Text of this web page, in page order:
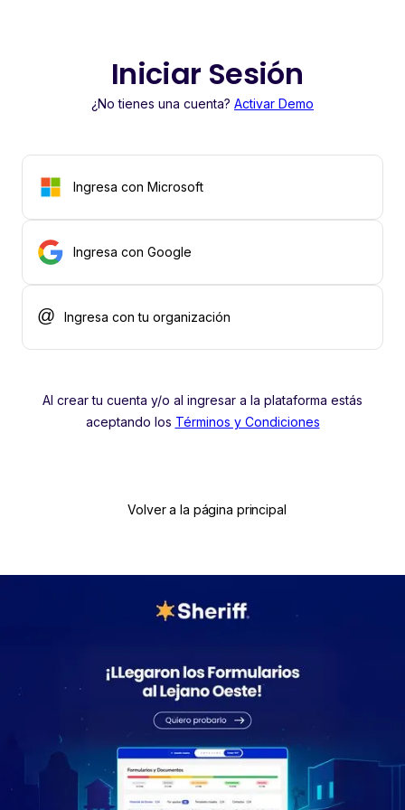
Iniciar Sesión
¿No tienes una cuenta? Activar Demo
Ingresa con Microsoft
Ingresa con Google
Ingresa con tu organización
Al crear tu cuenta y/o al ingresar a la plataforma estás
aceptando los Términos y Condiciones
Volver a la página principal